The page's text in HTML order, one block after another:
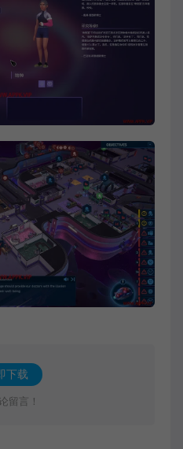
下载
留言！